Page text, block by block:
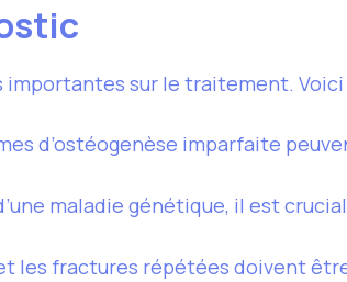
sur le traitement.
d’ostéogenèse imparfaite
maladie génétique, il est
les fractures répétées doivent